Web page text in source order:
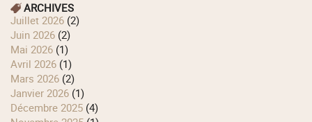
ARCHIVES
juillet 2026 (2)
juin 2026 (2)
mai 2026 (1)
avril 2026 (1)
mars 2026 (2)
janvier 2026 (1)
décembre 2025 (4)